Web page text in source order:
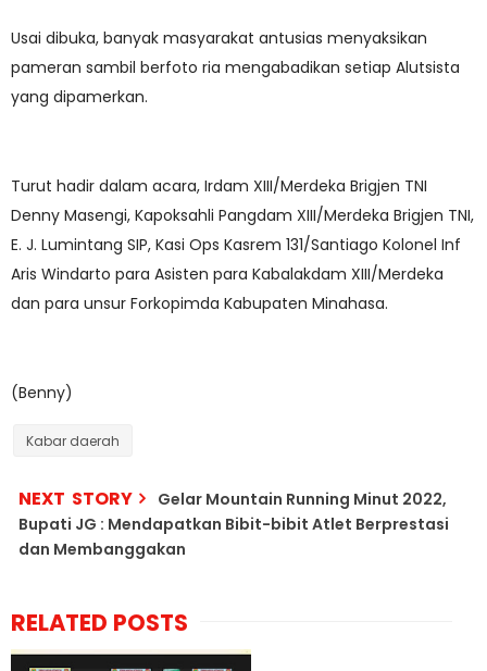
Usai dibuka, banyak masyarakat antusias menyaksikan
pameran sambil berfoto ria mengabadikan setiap Alutsista
yang dipamerkan.
Turut hadir dalam acara, Irdam XIII/Merdeka Brigjen TNI
Denny Masengi, Kapoksahli Pangdam XIII/Merdeka Brigjen TNI,
E. J. Lumintang SIP, Kasi Ops Kasrem 131/Santiago Kolonel Inf
Aris Windarto para Asisten para Kabalakdam XIII/Merdeka
dan para unsur Forkopimda Kabupaten Minahasa.
(Benny)
Kabar daerah
NEXT STORY
Gelar Mountain Running Minut 2022,
Bupati JG : Mendapatkan Bibit-bibit Atlet Berprestasi
dan Membanggakan
RELATED POSTS